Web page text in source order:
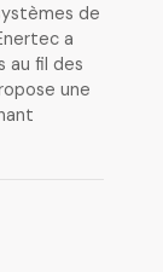
de
a
au fil des
une